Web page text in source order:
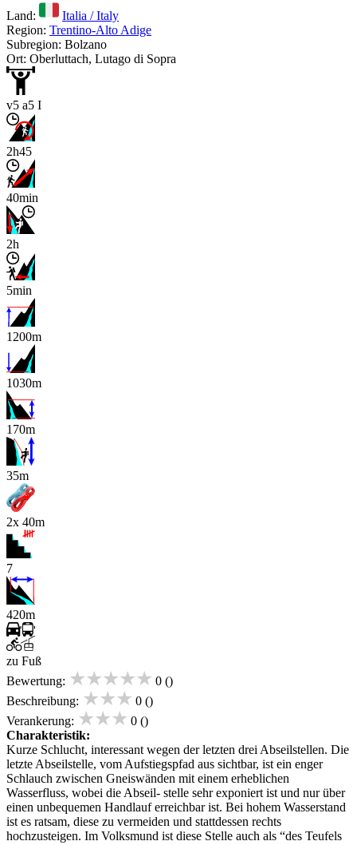
Land:
Italia / Italy
Region: Trentino-Alto Adige
Subregion: Bolzano
Ort: Oberluttach, Lutago di Sopra
v5 a5 I
2h45
40min
2h
5min
1200m
1030m
170m
x
35m
2x 40m
7
420m
zu Fuß
Bewertung: ★★★★★ 0 ()
Beschreibung: ★★★ 0 ()
Verankerung: ★★★ 0 ()
Charakteristik:
Kurze Schlucht, interessant wegen der letzten drei Abseilstellen. Die
letzte Abseilstelle, vom Aufstiegspfad aus sichtbar, ist ein enger
Schlauch zwischen Gneiswänden mit einem erheblichen
Wasserfluss, wobei die Abseil- stelle sehr exponiert ist und nur über
einen unbequemen Handlauf erreichbar ist. Bei hohem Wasserstand
ist es ratsam, diese zu vermeiden und stattdessen rechts
hochzusteigen. Im Volksmund ist diese Stelle auch als “des Teufels